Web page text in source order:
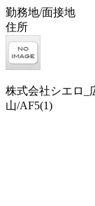
勤務地/面接地
住所
株式会社シエロ_
山/AF5(1)